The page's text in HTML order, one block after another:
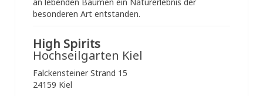
besonderen Art entstanden.
High Spirits
Hochseilgarten Kiel
Falckensteiner Strand 15
24159 Kiel